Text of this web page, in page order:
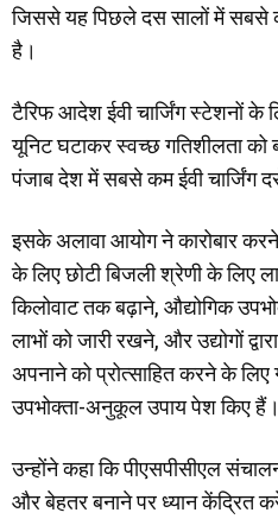
जिससे यह पिछले दस सालों में
है।
टैरिफ आदेश ईवी चार्जिंग स्टेशनों के
यूनिट घटाकर स्वच्छ गतिशीलता
पंजाब देश में सबसे कम ईवी चार्जिंग
इसके अलावा आयोग ने कारोबार
के लिए छोटी बिजली श्रेणी के लिए
किलोवाट तक बढ़ाने, औद्योगिक
लाभों को जारी रखने, और उद्योगों
अपनाने को प्रोत्साहित करने के
उपभोक्ता-अनुकूल उपाय पेश किए हैं।
उन्होंने कहा कि पीएसपीसीएल
और बेहतर बनाने पर ध्यान केंद्रित